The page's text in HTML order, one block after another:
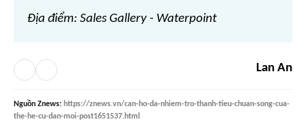
Địa điểm: Sales Gallery - Waterpoint
Lan An
Nguồn Znews: https://znews.vn/can-ho-da-nhiem-tro-thanh-tieu-chuan-song-cua-
the-he-cu-dan-moi-post1651537.html